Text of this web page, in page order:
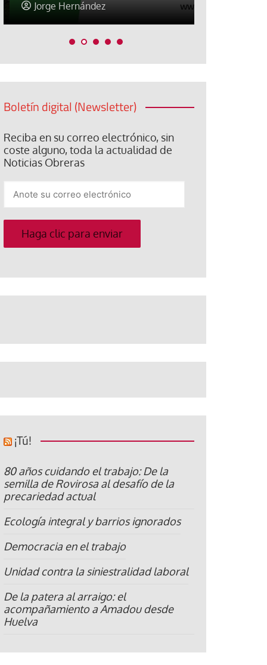
Jorge Hernández
Boletín digital (Newsletter)
Reciba en su correo electrónico, sin
coste alguno, toda la actualidad de
Noticias Obreras
su
correo
electrónico
Haga clic para enviar
¡Tú!
80 años cuidando el trabajo: De la
semilla de Rovirosa al desafío de la
precariedad actual
Ecología integral y barrios ignorados
Democracia en el trabajo
Unidad contra la siniestralidad laboral
De la patera al arraigo: el
acompañamiento a Amadou desde
Huelva